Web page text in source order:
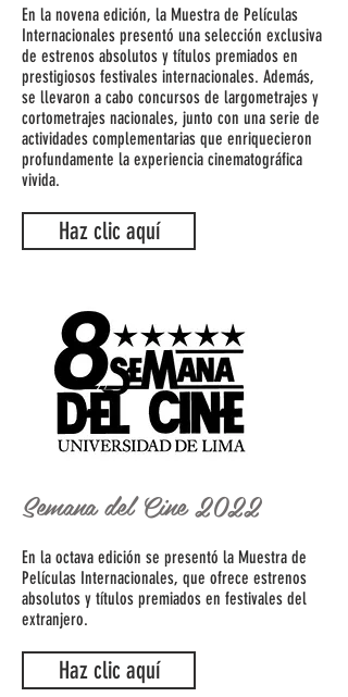
En la novena edición, la Muestra de Películas
Internacionales presentó una selección exclusiva
de estrenos absolutos y títulos premiados en
prestigiosos festivales internacionales. Además,
se llevaron a cabo concursos de largometrajes y
cortometrajes nacionales, junto con una serie de
actividades complementarias que enriquecieron
profundamente la experiencia cinematográfica
vivida.
Haz clic aquí
Semana del Cine 2022
En la octava edición se presentó la Muestra de
Películas Internacionales, que ofrece estrenos
absolutos y títulos premiados en festivales del
extranjero.
Haz clic aquí